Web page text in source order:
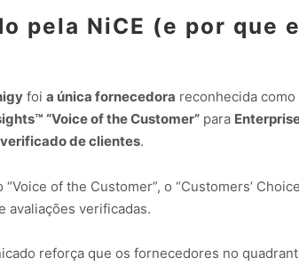
pela NiCE (e por que
foi a única fornecedora reconhecida como
“Voice of the Customer” para
de clientes.
of the Customer”, o “Customers’
avaliações verificadas.
reforça que os fornecedores no